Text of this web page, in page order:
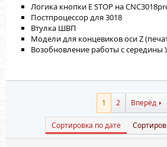
Логика кнопки E STOP на
Постпроцессор для 3018
Втулка ШВП
Модели для концевиков оси Z
Возобновление работы с середины
1 2 Вперёд
Сортировка по дате